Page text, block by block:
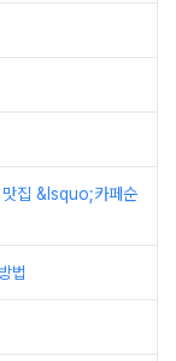
맛집 &lsquo;카페순
법